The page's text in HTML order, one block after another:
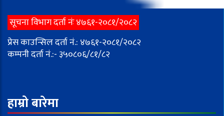
सूचना विभाग दर्ता नंः ४७६१-२०८१/२०८२
प्रेस काउन्सिल दर्ता नं.: ४७६१-२०८१/२०८२
कम्पनी दर्ता नं.:- ३५०८०६/८१/८२
हाम्रो बारेमा